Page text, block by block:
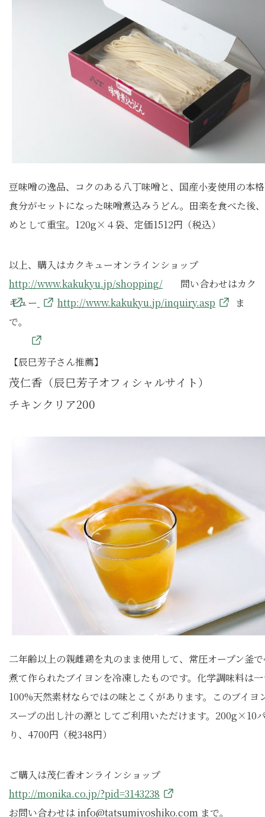
豆味噌の逸品、コクのある八丁味噌と、国産小麦使用の本
食分がセットになった味噌煮込みうどん。田楽を食べた後
めとして重宝。120g×４袋、定価1512円（税込）
以上、購入はカクキューオンラインショップ
http://www.kakukyu.jp/shopping/
問い合わせはカク
キュー
http://www.kakukyu.jp/inquiry.asp
ま
で。
【辰巳芳子さん推薦】
茂仁香（辰巳芳子オフィシャルサイト）
チキンクリア200
二年齢以上の親雌鶏を丸のまま使用して、常圧オープン釜
煮て作られたブイヨンを冷凍したものです。化学調味料は
100%天然素材ならではの味とこくがあります。このブイヨ
スープの出し汁の源としてご利用いただけます。200g×10
り、4700円（税348円）
ご購入は茂仁香オンラインショップ
http://monika.co.jp/?pid=3143238
お問い合わせは info@tatsumiyoshiko.com まで。